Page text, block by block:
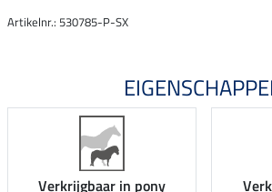
Artikelnr.: 530785-P-SX
Verkrijgbaar in pony